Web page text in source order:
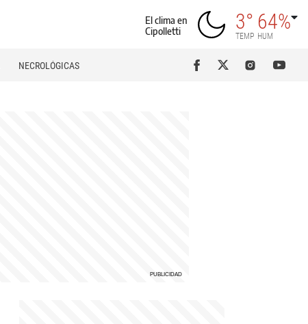
El clima en
Cipolletti
3°
TEMP
64%
HUM
NECROLÓGICAS